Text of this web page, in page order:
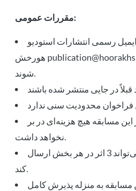
مقررات عمومی:
ایمیل رسمی انتشارات استودیو
هورخش publication@hoorakhsh.studio ارسال
شوند.
مسابقه هیچ هزینه‌ای در بر
نخواهد داشت.
هر شرکت‌کننده می‌تواند 3 اثر در هر بخش ارسال
کند.
مسابقه به منزله پذیرش کامل